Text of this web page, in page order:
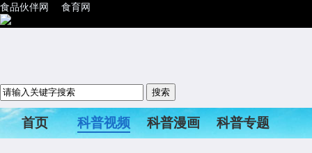
食品伙伴网 食育网
首页 科普视频 科普漫画
科普专题